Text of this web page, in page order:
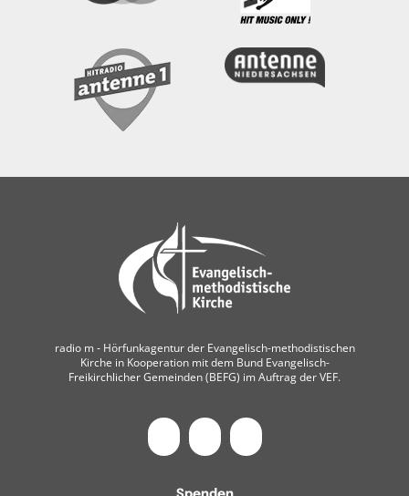
radio m ‐ Hörfunkagentur der Evangelisch-methodistischen
Kirche in Kooperation mit dem Bund Evangelisch-
Freikirchlicher Gemeinden (BEFG) im Auftrag der VEF.